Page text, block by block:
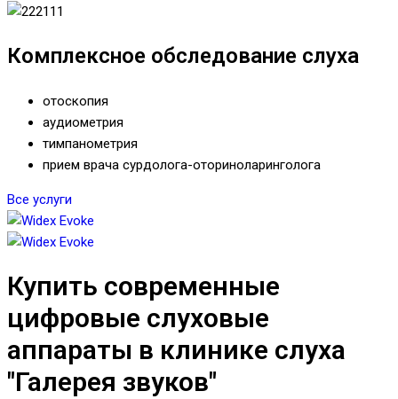
Комплексное обследование слуха
отоскопия
аудиометрия
тимпанометрия
прием врача сурдолога-оториноларинголога
Все услуги
Купить современные
цифровые слуховые
аппараты в клинике слуха
"Галерея звуков"